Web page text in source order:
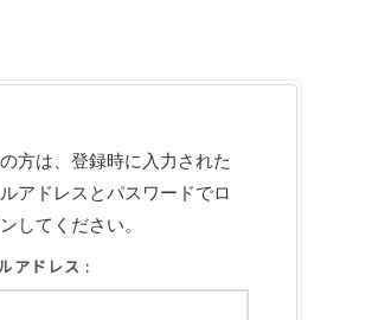
方は、登録時に入力された
ルアドレスとパスワードでロ
してください。
アドレス :